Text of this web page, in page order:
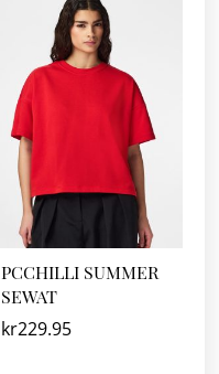
PCCHILLI SUMMER
SEWAT
kr229.95